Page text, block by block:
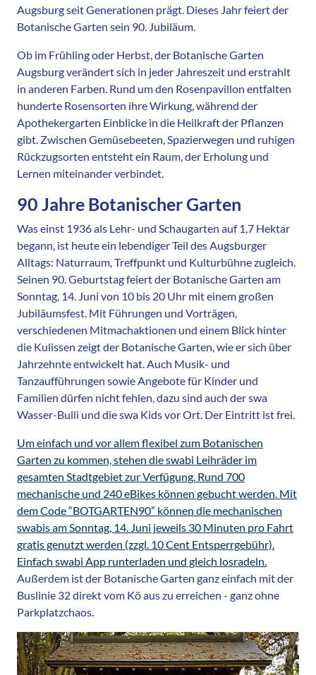
Augsburg seit Generationen prägt. Dieses Jahr feiert der
Botanische Garten sein 90. Jubiläum.
Ob im Frühling oder Herbst, der Botanische Garten
Augsburg verändert sich in jeder Jahreszeit und erstrahlt
in anderen Farben. Rund um den Rosenpavillon entfalten
hunderte Rosensorten ihre Wirkung, während der
Apothekergarten Einblicke in die Heilkraft der Pflanzen
gibt. Zwischen Gemüsebeeten, Spazierwegen und ruhigen
Rückzugsorten entsteht ein Raum, der Erholung und
Lernen miteinander verbindet.
90 Jahre Botanischer Garten
Was einst 1936 als Lehr- und Schaugarten auf 1,7 Hektar
begann, ist heute ein lebendiger Teil des Augsburger
Alltags: Naturraum, Treffpunkt und Kulturbühne zugleich.
Seinen 90. Geburtstag feiert der Botanische Garten am
Sonntag, 14. Juni von 10 bis 20 Uhr mit einem großen
Jubiläumsfest. Mit Führungen und Vorträgen,
verschiedenen Mitmachaktionen und einem Blick hinter
die Kulissen zeigt der Botanische Garten, wie er sich über
Jahrzehnte entwickelt hat. Auch Musik- und
Tanzaufführungen sowie Angebote für Kinder und
Familien dürfen nicht fehlen, dazu sind auch der swa
Wasser-Bulli und die swa Kids vor Ort. Der Eintritt ist frei.
Um einfach und vor allem flexibel zum Botanischen
Garten zu kommen, stehen die swabi Leihräder im
gesamten Stadtgebiet zur Verfügung. Rund 700
mechanische und 240 eBikes können gebucht werden. Mit
dem Code “BOTGARTEN90” können die mechanischen
swabis am Sonntag, 14. Juni jeweils 30 Minuten pro Fahrt
gratis genutzt werden (zzgl. 10 Cent Entsperrgebühr).
Einfach swabi App runterladen und gleich losradeln.
Außerdem ist der Botanische Garten ganz einfach mit der
Buslinie 32 direkt vom Kö aus zu erreichen - ganz ohne
Parkplatzchaos.